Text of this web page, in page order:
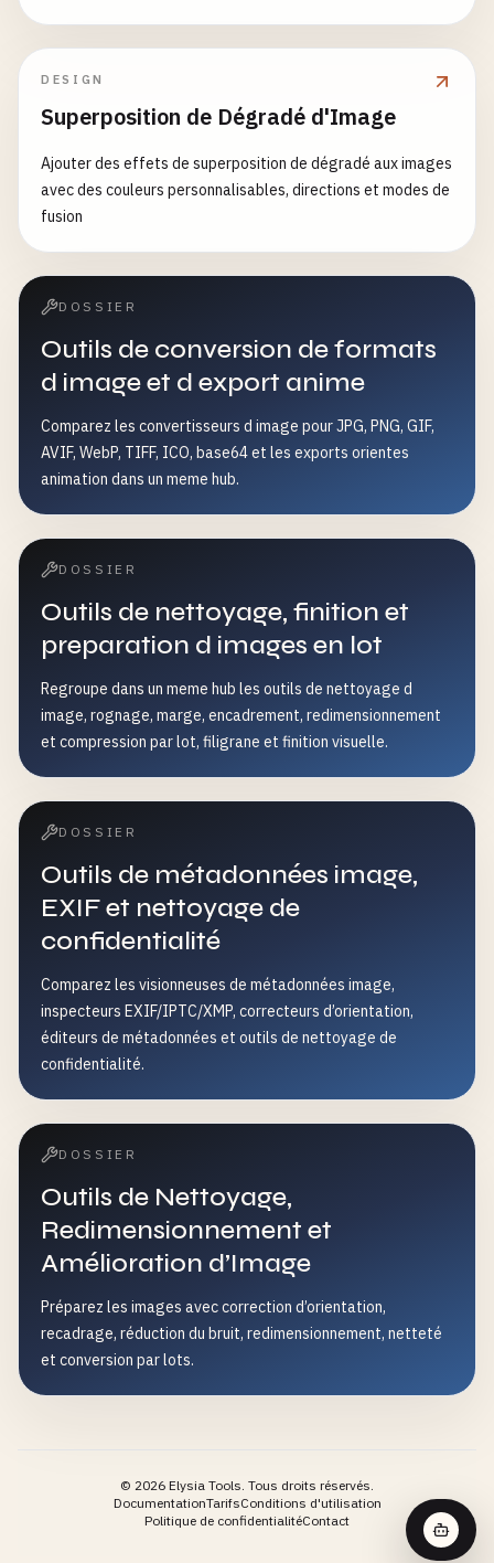
DESIGN
Superposition de Dégradé d'Image
Ajouter des effets de superposition de dégradé aux images
avec des couleurs personnalisables, directions et modes de
fusion
DOSSIER
Outils de conversion de formats
d image et d export anime
Comparez les convertisseurs d image pour JPG, PNG, GIF,
AVIF, WebP, TIFF, ICO, base64 et les exports orientes
animation dans un meme hub.
DOSSIER
Outils de nettoyage, finition et
preparation d images en lot
Regroupe dans un meme hub les outils de nettoyage d
image, rognage, marge, encadrement, redimensionnement
et compression par lot, filigrane et finition visuelle.
DOSSIER
Outils de métadonnées image,
EXIF et nettoyage de
confidentialité
Comparez les visionneuses de métadonnées image,
inspecteurs EXIF/IPTC/XMP, correcteurs d’orientation,
éditeurs de métadonnées et outils de nettoyage de
confidentialité.
DOSSIER
Outils de Nettoyage,
Redimensionnement et
Amélioration d’Image
Préparez les images avec correction d’orientation,
recadrage, réduction du bruit, redimensionnement, netteté
et conversion par lots.
© 2026 Elysia Tools. Tous droits réservés.
DocumentationTarifsConditions d'utilisation
Politique de confidentialitéContact